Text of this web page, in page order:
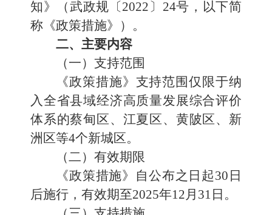
知》（武政规〔2022〕24号，以下简
称《政策措施》）。
二、主要内容
（一）支持范围
《政策措施》支持范围仅限于纳
入全省县域经济高质量发展综合评价
体系的蔡甸区、江夏区、黄陂区、新
洲区等4个新城区。
（二）有效期限
《政策措施》自公布之日起30日
后施行，有效期至2025年12月31日。